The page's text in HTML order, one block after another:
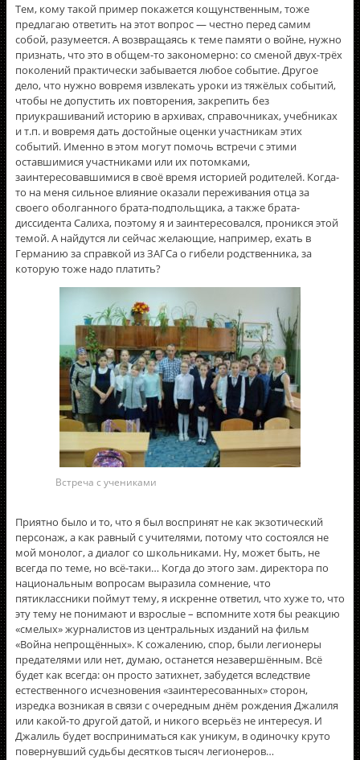
Тем, кому такой пример покажется кощунственным, тоже
предлагаю ответить на этот вопрос — честно перед самим
собой, разумеется. А возвращаясь к теме памяти о войне, нужно
признать, что это в общем-то закономерно: со сменой двух-трёх
поколений практически забывается любое событие. Другое
дело, что нужно вовремя извлекать уроки из тяжёлых событий,
чтобы не допустить их повторения, закрепить без
приукрашиваний историю в архивах, справочниках, учебниках
и т.п. и вовремя дать достойные оценки участникам этих
событий. Именно в этом могут помочь встречи с этими
оставшимися участниками или их потомками,
заинтересовавшимися в своё время историей родителей. Когда-
то на меня сильное влияние оказали переживания отца за
своего оболганного брата-подпольщика, а также брата-
диссидента Салиха, поэтому я и заинтересовался, проникся этой
темой. А найдутся ли сейчас желающие, например, ехать в
Германию за справкой из ЗАГСа о гибели родственника, за
которую тоже надо платить?
Встреча с учениками
Приятно было и то, что я был воспринят не как экзотический
персонаж, а как равный с учителями, потому что состоялся не
мой монолог, а диалог со школьниками. Ну, может быть, не
всегда по теме, но всё-таки… Когда до этого зам. директора по
национальным вопросам выразила сомнение, что
пятиклассники поймут тему, я искренне ответил, что хуже то, что
эту тему не понимают и взрослые – вспомните хотя бы реакцию
«смелых» журналистов из центральных изданий на фильм
«Война непрощённых». К сожалению, спор, были легионеры
предателями или нет, думаю, останется незавершённым. Всё
будет как всегда: он просто затихнет, забудется вследствие
естественного исчезновения «заинтересованных» сторон,
изредка возникая в связи с очередным днём рождения Джалиля
или какой-то другой датой, и никого всерьёз не интересуя. И
Джалиль будет восприниматься как уникум, в одиночку круто
повернувший судьбы десятков тысяч легионеров…